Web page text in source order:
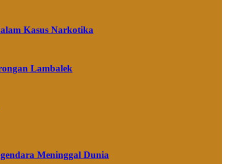
Kasus Narkotika
Lambalek
Meninggal Dunia